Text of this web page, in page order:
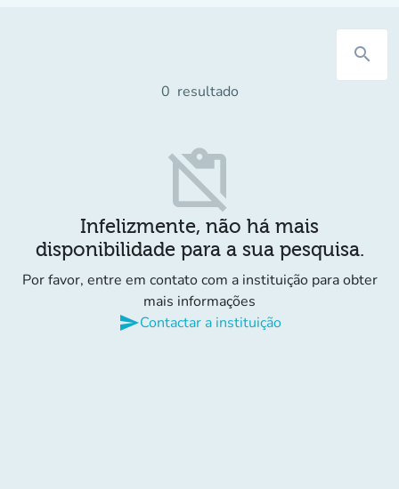
search
0 resultado
content_paste_off
Infelizmente, não há mais
disponibilidade para a sua pesquisa.
Por favor, entre em contato com a instituição para obter
mais informações
sendContactar a instituição